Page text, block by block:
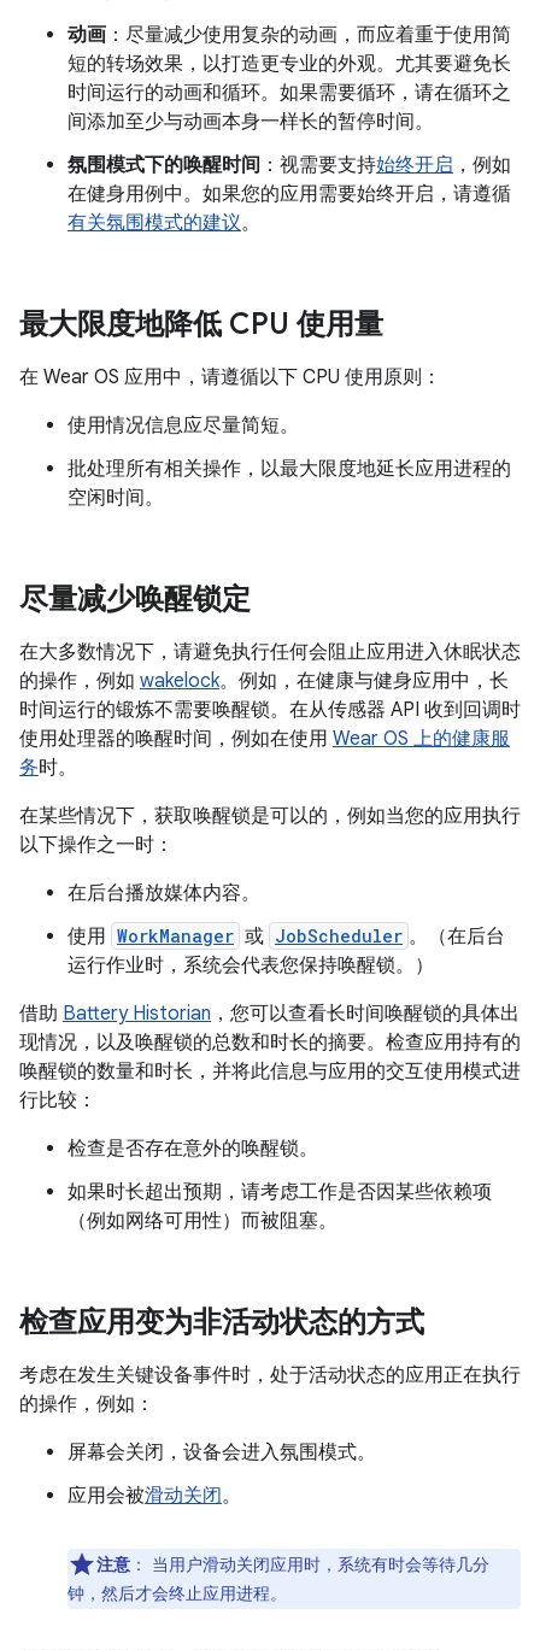
动画 ：尽量减少使用复杂的动画，而应着重于使用简
短的转场效果，以打造更专业的外观。尤其要避免长
时间运行的动画和循环。如果需要循环，请在循环之
间添加至少与动画本身一样长的暂停时间。
氛围模式下的唤醒时间 ：视需要支持始终开启 ，例如
在健身用例中。如果您的应用需要始终开启，请遵循
有关氛围模式的建议。
最大限度地降低 CPU 使用量
在 Wear OS 应用中，请遵循以下 CPU 使用原则：
使用情况信息应尽量简短。
批处理所有相关操作，以最大限度地延长应用进程的
空闲时间。
尽量减少唤醒锁定
在大多数情况下，请避免执行任何会阻止应用进入休眠状态
的操作，例如 wakelock。例如，在健康与健身应用中，长
时间运行的锻炼不需要唤醒锁。在从传感器 API 收到回调时
使用处理器的唤醒时间，例如在使用 Wear OS 上的健康服
务时。
在某些情况下，获取唤醒锁是可以的，例如当您的应用执行
以下操作之一时：
在后台播放媒体内容。
使用 WorkManager 或 JobScheduler 。（在后台
运行作业时，系统会代表您保持唤醒锁。）
借助 Battery Historian ，您可以查看长时间唤醒锁的具体出
现情况，以及唤醒锁的总数和时长的摘要。检查应用持有的
唤醒锁的数量和时长，并将此信息与应用的交互使用模式进
行比较：
检查是否存在意外的唤醒锁。
如果时长超出预期，请考虑工作是否因某些依赖项
（例如网络可用性）而被阻塞。
检查应用变为非活动状态的方式
考虑在发生关键设备事件时，处于活动状态的应用正在执行
的操作，例如：
屏幕会关闭，设备会进入氛围模式。
应用会被滑动关闭。
注意 ：
当用户滑动关闭应用时，系统有时会等待几分
钟，然后才会终止应用进程。